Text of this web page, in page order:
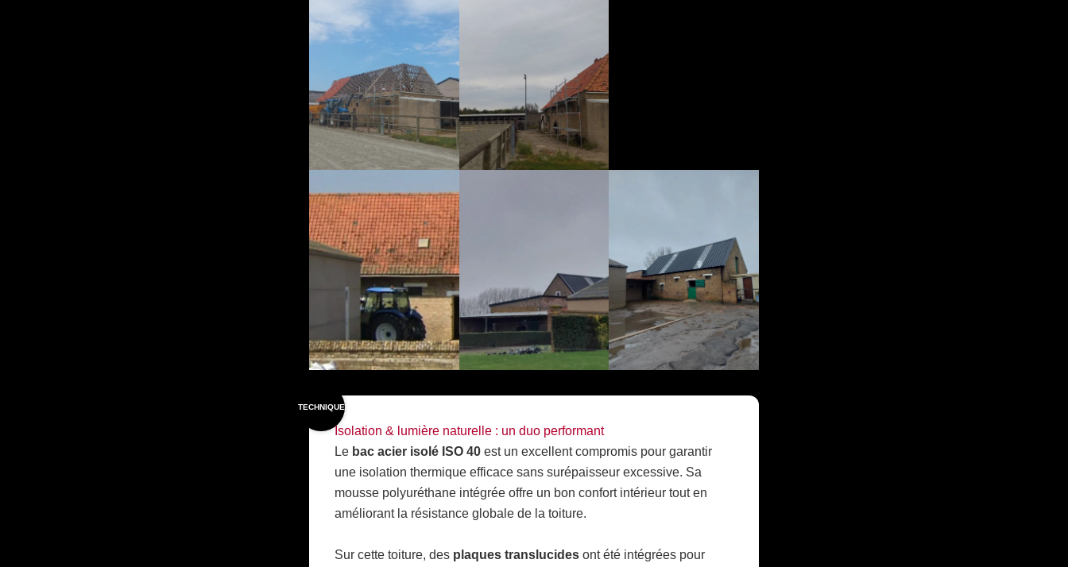
TECHNIQUE
Isolation & lumière naturelle : un duo performant
Le bac acier isolé ISO 40 est un excellent compromis pour garantir
une isolation thermique efficace sans surépaisseur excessive. Sa
mousse polyuréthane intégrée offre un bon confort intérieur tout en
améliorant la résistance globale de la toiture.
Sur cette toiture, des plaques translucides ont été intégrées pour